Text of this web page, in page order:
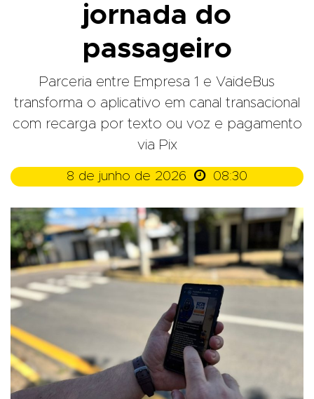
jornada do
passageiro
Parceria entre Empresa 1 e VaideBus
transforma o aplicativo em canal transacional
com recarga por texto ou voz e pagamento
via Pix
8 de junho de 2026  08:30